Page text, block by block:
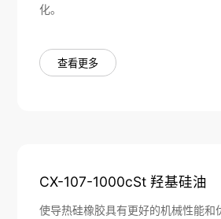
化。
查看更多
CX-107-1000cSt 羟基硅油
使导热硅橡胶具有更好的机械性能和